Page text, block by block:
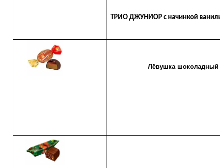
ТРИО ДЖУНИОР с начинкой
Лёвушка шоколадный